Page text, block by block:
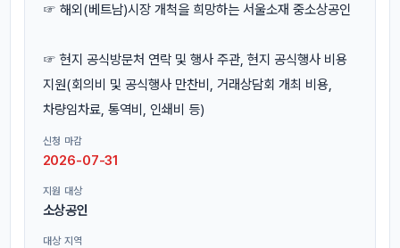
☞ 해외(베트남)시장 개척을 희망하는 서울소재 중소상공인
☞ 현지 공식방문처 연락 및 행사 주관, 현지 공식행사 비용
지원(회의비 및 공식행사 만찬비, 거래상담회 개최 비용,
차량임차료, 통역비, 인쇄비 등)
신청 마감
2026-07-31
지원 대상
소상공인
대상 지역